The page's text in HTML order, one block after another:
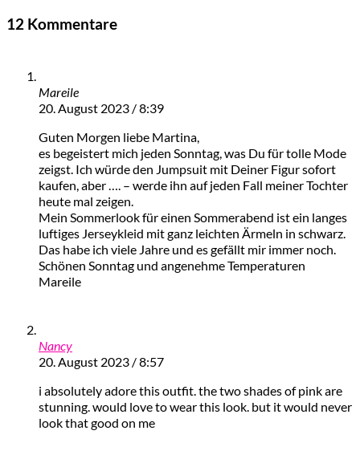
12 Kommentare
Mareile
20. August 2023 / 8:39
Guten Morgen liebe Martina,
es begeistert mich jeden Sonntag, was Du für tolle Mode
zeigst. Ich würde den Jumpsuit mit Deiner Figur sofort
kaufen, aber …. – werde ihn auf jeden Fall meiner Tochter
heute mal zeigen.
Mein Sommerlook für einen Sommerabend ist ein langes
luftiges Jerseykleid mit ganz leichten Ärmeln in schwarz.
Das habe ich viele Jahre und es gefällt mir immer noch.
Schönen Sonntag und angenehme Temperaturen
Mareile
Nancy
20. August 2023 / 8:57
i absolutely adore this outfit. the two shades of pink are
stunning. would love to wear this look. but it would never
look that good on me